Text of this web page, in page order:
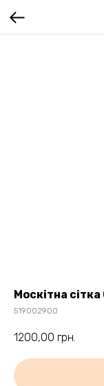
Москітна
519002900
1200,00 грн.